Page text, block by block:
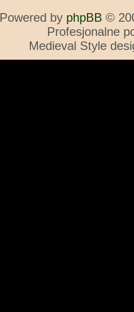
Powered by phpBB ©
Profesjonalne
Medieval Style